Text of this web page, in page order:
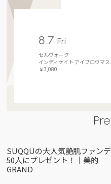
8.7Fri
セルヴォーク
インディケイト アイブロウマス
￥3,080
SUQQUの大人気艶肌ファン
50人にプレゼント！｜美的
GRAND